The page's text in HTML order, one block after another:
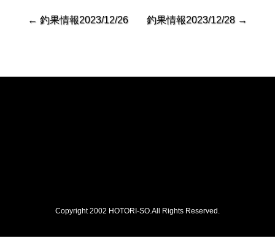
← 釣果情報2023/12/26 釣果情報2023/12/28 →
Copyright 2002 HOTORI-SO.All Rights Reserved.